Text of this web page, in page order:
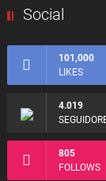
Social
101,000
LIKES
4.019
805
FOLLOWS